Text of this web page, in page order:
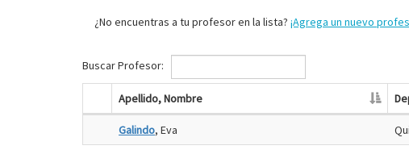
¿No encuentras a tu profesor en la lista? ¡Agrega un nuevo
Buscar Profesor:
Apellido, Nombre
Galindo, Eva